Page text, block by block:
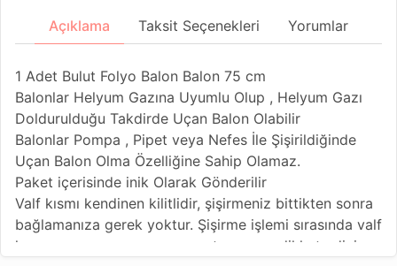
Açıklama Taksit Seçenekleri Yorumlar
1 Adet Bulut Folyo Balon Balon 75 cm
Balonlar Helyum Gazına Uyumlu Olup , Helyum Gazı
Doldurulduğu Takdirde Uçan Balon Olabilir
Balonlar Pompa , Pipet veya Nefes İle Şişirildiğinde
Uçan Balon Olma Özelliğine Sahip Olamaz.
Paket içerisinde inik Olarak Gönderilir
Valf kısmı kendinen kilitlidir, şişirmeniz bittikten sonra
bağlamanıza gerek yoktur. Şişirme işlemi sırasında valf
kısmına zarar vermemeye, yırtmamaya dikkat ediniz .